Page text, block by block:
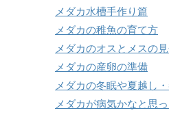
メダカ水槽手作り篇
メダカの稚魚の育て方
メダカのオスとメスの
メダカの産卵の準備
メダカの冬眠や夏越し
メダカが病気かなと思